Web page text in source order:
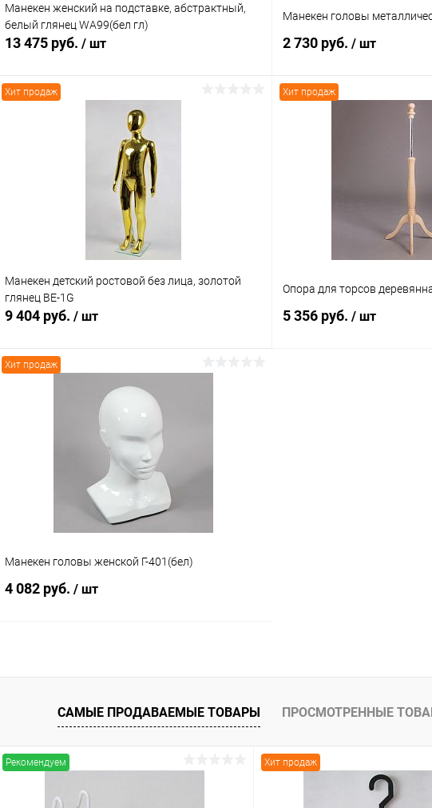
Манекен женский на подставке, абстрактный,
белый глянец WA99(бел гл)
13 475 руб. / шт
В корзину
Манекен головы
2 730 руб. / шт
В
Хит продаж
Манекен детский ростовой без лица, золотой
глянец BE-1G
9 404 руб. / шт
Хит продаж
Опора для торсов
5 356 руб. / шт
Хит продаж
Манекен головы женской Г-401(бел)
4 082 руб. / шт
САМЫЕ ПРОДАВАЕМЫЕ ТОВАРЫ ПРОСМОТРЕННЫЕ
Рекомендуем Хит продаж